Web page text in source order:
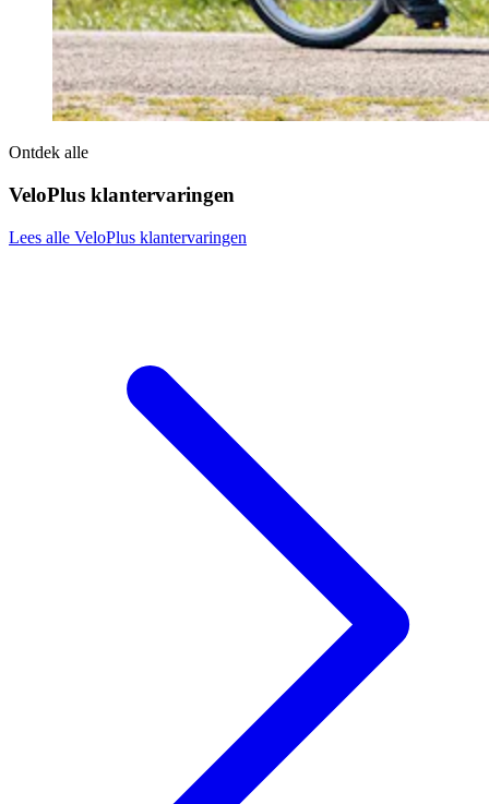
Ontdek alle
VeloPlus klantervaringen
Lees alle VeloPlus klantervaringen